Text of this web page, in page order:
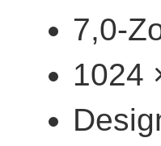
7,0-
1024